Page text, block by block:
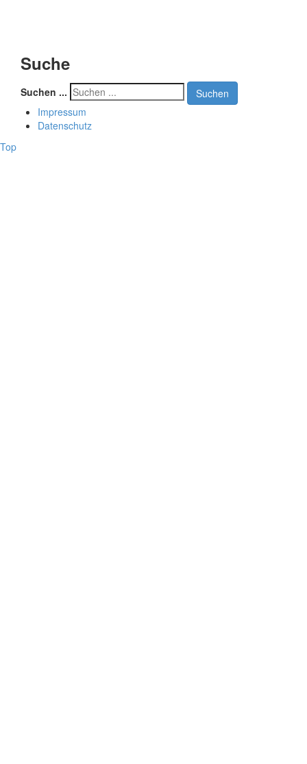
Suche
Suchen ...
Suchen
Impressum
Datenschutz
Top